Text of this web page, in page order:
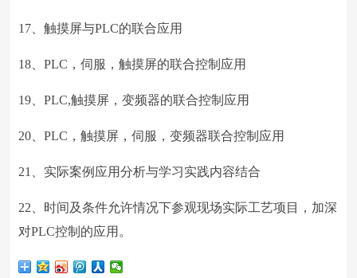
17、触摸屏与PLC的联合应用
18、PLC，伺服，触摸屏的联合控制应用
19、PLC,触摸屏，变频器的联合控制应用
20、PLC，触摸屏，伺服，变频器联合控制应用
21、实际案例应用分析与学习实践内容结合
22、时间及条件允许情况下参观现场实际工艺项目，加深
对PLC控制的应用。